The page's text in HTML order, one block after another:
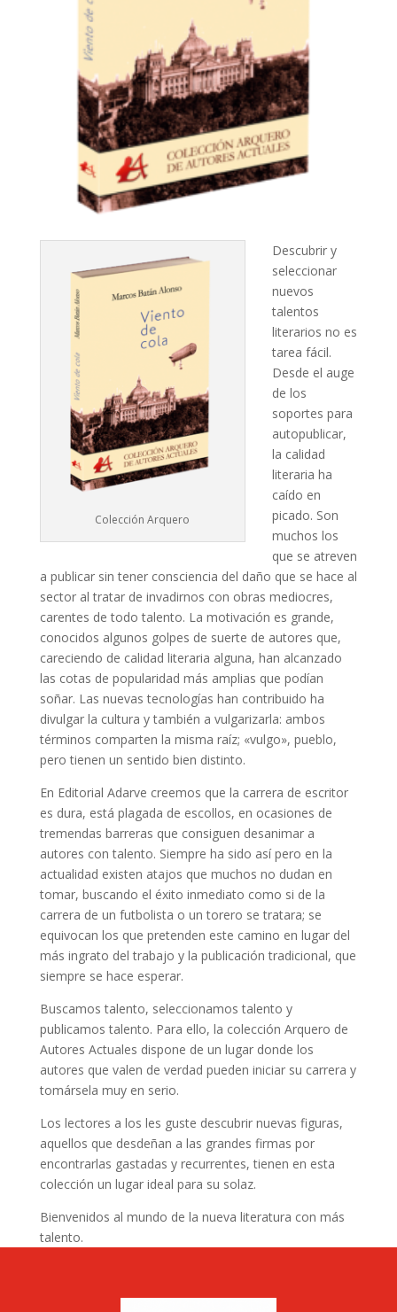
Colección Arquero
Descubrir y
seleccionar
nuevos
talentos
literarios no es
tarea fácil.
Desde el auge
de los
soportes para
autopublicar,
la calidad
literaria ha
caído en
picado. Son
muchos los
que se atreven
a publicar sin tener consciencia del daño que se hace al
sector al tratar de invadirnos con obras mediocres,
carentes de todo talento. La motivación es grande,
conocidos algunos golpes de suerte de autores que,
careciendo de calidad literaria alguna, han alcanzado
las cotas de popularidad más amplias que podían
soñar. Las nuevas tecnologías han contribuido ha
divulgar la cultura y también a vulgarizarla: ambos
términos comparten la misma raíz; «vulgo», pueblo,
pero tienen un sentido bien distinto.
En Editorial Adarve creemos que la carrera de escritor
es dura, está plagada de escollos, en ocasiones de
tremendas barreras que consiguen desanimar a
autores con talento. Siempre ha sido así pero en la
actualidad existen atajos que muchos no dudan en
tomar, buscando el éxito inmediato como si de la
carrera de un futbolista o un torero se tratara; se
equivocan los que pretenden este camino en lugar del
más ingrato del trabajo y la publicación tradicional, que
siempre se hace esperar.
Buscamos talento, seleccionamos talento y
publicamos talento. Para ello, la colección Arquero de
Autores Actuales dispone de un lugar donde los
autores que valen de verdad pueden iniciar su carrera y
tomársela muy en serio.
Los lectores a los les guste descubrir nuevas figuras,
aquellos que desdeñan a las grandes firmas por
encontrarlas gastadas y recurrentes, tienen en esta
colección un lugar ideal para su solaz.
Bienvenidos al mundo de la nueva literatura con más
talento.